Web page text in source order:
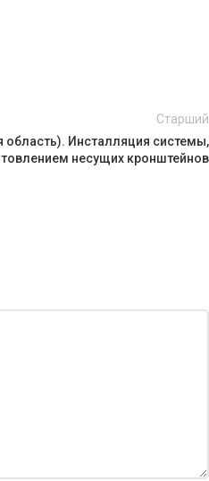
Старший
область). Инсталляция системы,
несущих кронштейнов